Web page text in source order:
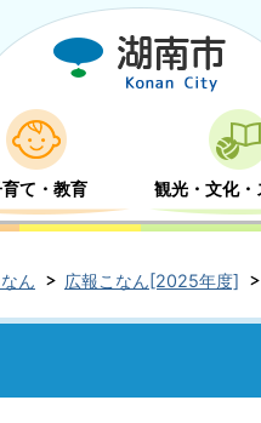
て・教育 観光・文化・
ん 広報こなん[2025年度]